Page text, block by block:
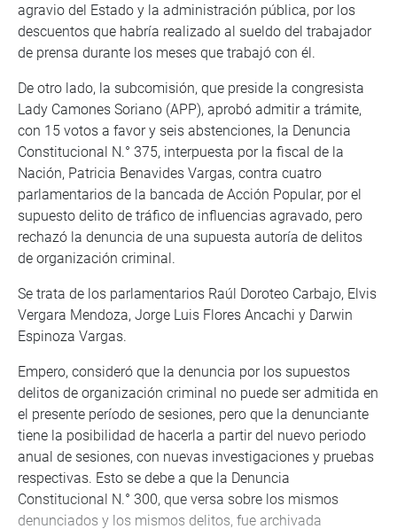
agravio del Estado y la administración pública, por los
descuentos que habría realizado al sueldo del trabajador
de prensa durante los meses que trabajó con él.
De otro lado, la subcomisión, que preside la congresista
Lady Camones Soriano (APP), aprobó admitir a trámite,
con 15 votos a favor y seis abstenciones, la Denuncia
Constitucional N.° 375, interpuesta por la fiscal de la
Nación, Patricia Benavides Vargas, contra cuatro
parlamentarios de la bancada de Acción Popular, por el
supuesto delito de tráfico de influencias agravado, pero
rechazó la denuncia de una supuesta autoría de delitos
de organización criminal.
Se trata de los parlamentarios Raúl Doroteo Carbajo, Elvis
Vergara Mendoza, Jorge Luis Flores Ancachi y Darwin
Espinoza Vargas.
Empero, consideró que la denuncia por los supuestos
delitos de organización criminal no puede ser admitida en
el presente período de sesiones, pero que la denunciante
tiene la posibilidad de hacerla a partir del nuevo periodo
anual de sesiones, con nuevas investigaciones y pruebas
respectivas. Esto se debe a que la Denuncia
Constitucional N.° 300, que versa sobre los mismos
denunciados y los mismos delitos, fue archivada